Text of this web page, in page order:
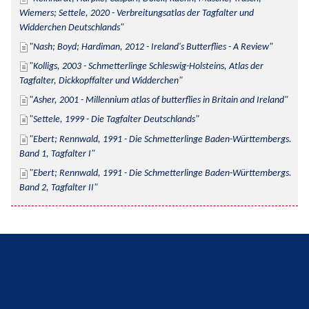
Wiemers; Settele, 2020 - Verbreitungsatlas der Tagfalter und
Widderchen Deutschlands
Nash; Boyd; Hardiman, 2012 - Ireland's Butterflies - A Review
Kolligs, 2003 - Schmetterlinge Schleswig-Holsteins, Atlas der
Tagfalter, Dickkopffalter und Widderchen
Asher, 2001 - Millennium atlas of butterflies in Britain and Ireland
Settele, 1999 - Die Tagfalter Deutschlands
Ebert; Rennwald, 1991 - Die Schmetterlinge Baden-Württembergs.
Band 1, Tagfalter I
Ebert; Rennwald, 1991 - Die Schmetterlinge Baden-Württembergs.
Band 2, Tagfalter II